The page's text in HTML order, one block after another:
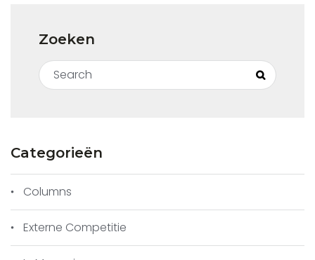
Bianca heeft zojuist 25..,Pd7 gespeeld. Na
26.Tce1 bleek de dame echter midden op
Zoeken
Search for:
Search
Categorieën
Columns
Externe Competitie